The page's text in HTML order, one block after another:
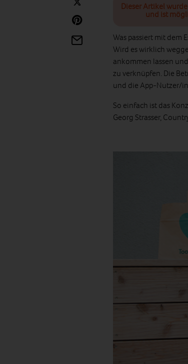
Dieser Artikel
und ist
Was passiert mit dem
Wird es wirklich
ankommen lassen
zu verknüpfen. Die
und die App-Nutzer/
So einfach ist das
Georg Strasser,